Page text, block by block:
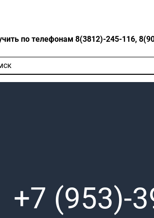
по телефонам 8(3812)-245-116,
+7 (953)-